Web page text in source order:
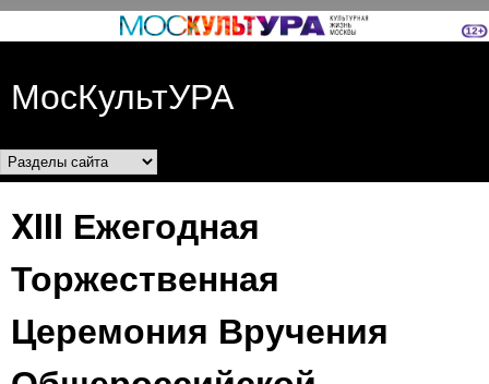
Перейти к основному
МосКультУРА
Разделы сайта
XIII Ежегодная
Торжественная
Церемония Вручения